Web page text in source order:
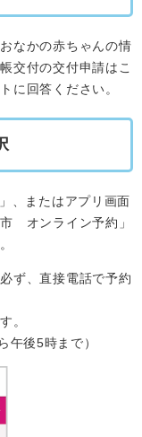
なかの赤ちゃんの情
交付の交付申請はこ
に回答ください。
、またはアプリ画面
オンライン予約」
ず、直接電話で予約
。
後5時まで）